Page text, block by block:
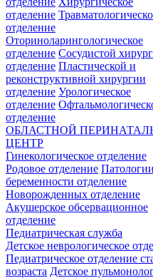
отделение
отделение
Оториноларингологическое
отделение Сосудистой
отделение Пластической и
реконструктивной хирургии
отделение Урологическое
отделение
отделение
ОБЛАСТНОЙ
ЦЕНТР
Гинекологическое отделение
Родовое отделение Патологии
беременности отделение
Новорожденных отделение
Акушерское обсервационное
отделение
Педиатрическая служба
Детское неврологическое
Педиатрическое отделение
возраста Детское